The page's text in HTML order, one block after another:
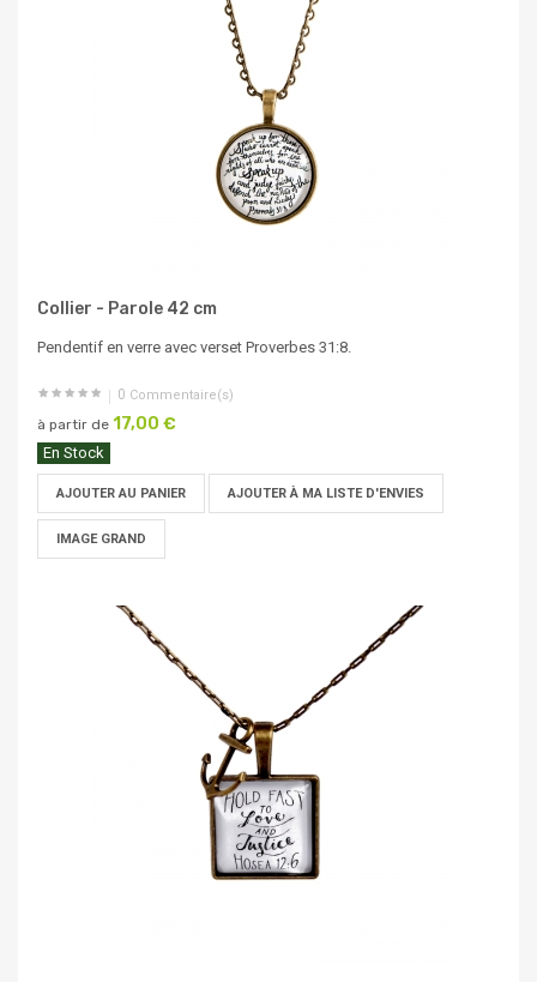
Collier - Parole 42 cm
Pendentif en verre avec verset Proverbes 31:8.
0 Commentaire(s)
à partir de 17,00 €
En Stock
AJOUTER AU PANIER AJOUTER À MA LISTE D'ENVIES
IMAGE GRAND